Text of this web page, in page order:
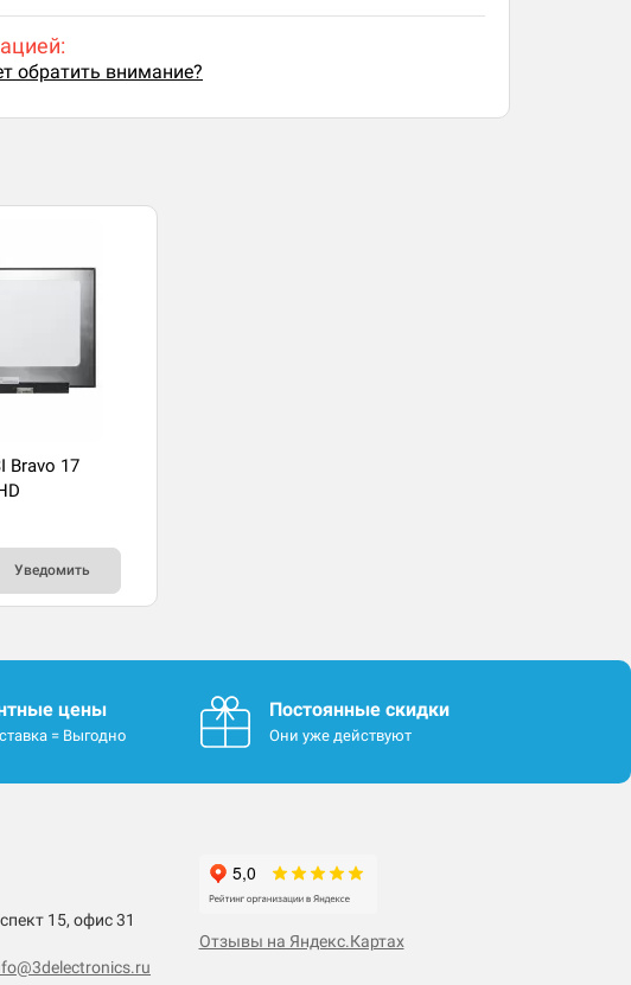
обратить внимание?
Bravo 17
Уведомить
цены
= Выгодно
Постоянные скидки
Они уже действуют
15, офис 31
Отзывы на Яндекс.Картах